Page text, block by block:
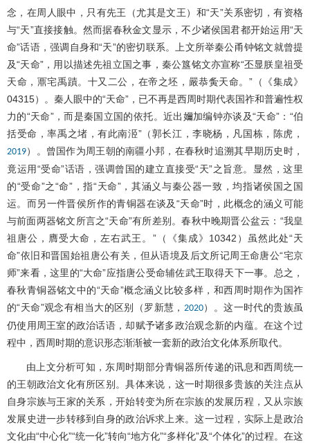
念，在周人眼中，只有先王（尤其是文王）和“天”关系密切，有资格
与“天”直接接触。然而据春秋金文显示，不少诸侯国君都开始运用“天
命”话语，强调自身和“天”的密切联系。上文所举秦公甬钟铭文就曾提
及“天命”，用以描述先祖立国之事，秦公簋铭文亦宣称“丕显朕皇祖受
天命，鼏宅禹蹟。十又二公，在帝之坯，嚴恭夤天命。”（《集成》
04315）。秦人眼中的“天命”，已不再是西周时期代表国祚和普遍性权
力的“天命”，而是秦国立国的依托。近出嬭加编钟亦谈及“天命”：“伯
括受命，率禹之堵，有此南洍”（郭长江，李晓杨，凡国栋，陈虎，
2019）。曾国作为周王朝的南疆小邦，在春秋时追溯其早期历史时，
竟运用“受命”话语，强调曾国的建立直接受“天”之旨意。显然，这里
的“受命”之“命”，指“天命”，其涵义与秦公器一致，均指诸侯国之国
运。而另一件晋侯所作的青铜器在谈及“天命”时，此概念的涵义可能
与前面两器铭文所言之“天命”有所差别。春秋中晚期晋公盆云：“我皇
祖唐公，膺受大命，左右武王。”（《集成》10342）虽然此处“天
命”依旧和晋国始祖唐公有关，但从语境及后文所记周王命唐公“宅京
师”来看，这里的“大命”应指唐公受命辅佐武王取得天下一事。总之，
春秋青铜器铭文中的“天命”概念涵义比较多样，和西周时期作为国祚
的“天命”观念有相当大的区别（罗新慧， 2020）。这一时代的贵族虽
仍使用周王室的政治话语，却赋予诸多政治观念新的内蕴。在这个过
程中，西周时期的意识形态渐渐被一套新的政治文化体系所取代。
由上文分析可知，东周时期部分青铜器所传递的讯息和西周统一
的王朝政治文化有所区别。具体来说，这一时期很多贵族的关注点从
自身宗族与王家的关系，开始转变为所在宗族的发展历程，又从宗族
发展史进一步转移到自身的政治诉求上来。这一过程，实际上是政治
文化由“中心化”“统一化”转向“地方化”“多样化”及“个体化”的过程。在这